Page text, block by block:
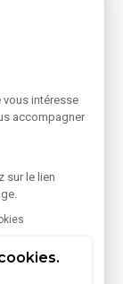
vous intéresse
accompagner
sur le lien